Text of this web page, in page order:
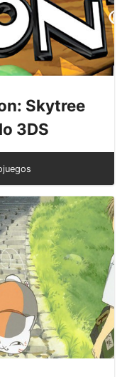
Skytree
3DS